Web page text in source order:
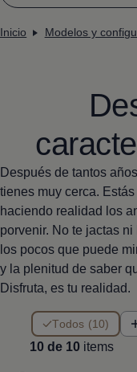
Inicio Modelos y
Después de tantos
tienes muy cerca.
haciendo realidad los
porvenir. No te jactas
los pocos que puede
y la plenitud de saber
Disfruta, es tu realidad.
Todos (10)
10 de 10 items
10 de 10 items